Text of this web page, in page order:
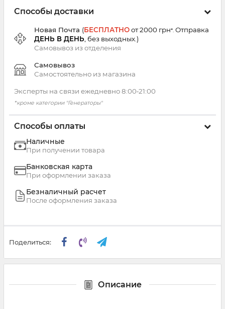
Способы доставки
Новая Почта (БЕСПЛАТНОот 2000 грн*. Отправка
ДЕНЬ В ДЕНЬ , без выходных.)
Самовывоз изотделения
Самовывоз
Самостоятельно из магазина
Эксперты на связи ежедневно 8:00‑21:00
*кроме категории "Генераторы"
Способы оплаты
Наличные
При получении товара
Банковская карта
При оформлении заказа
Безналичный расчет
После оформления заказа
Поделиться:
Описание